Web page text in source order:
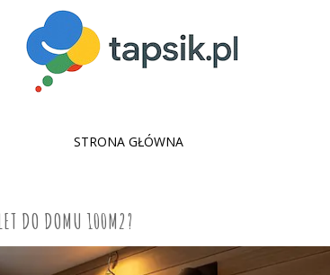
SKIP
STRONA GŁÓWNA
DO DOMU 100M2?